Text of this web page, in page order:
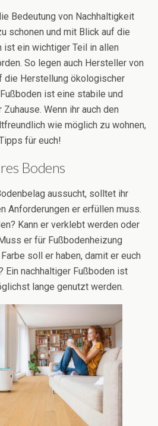
Bedeutung von Nachhaltigkeit
schonen und mit Blick auf die
ein wichtiger Teil in allen
So legen auch Hersteller von
die Herstellung ökologischer
ist eine stabile und
Wenn ihr auch den
wie möglich zu wohnen,
für euch!
Bodens
aussucht, solltet ihr
Anforderungen er erfüllen muss.
Kann er verklebt werden oder
er für Fußbodenheizung
soll er haben, damit er euch
nachhaltiger Fußboden ist
lange genutzt werden.